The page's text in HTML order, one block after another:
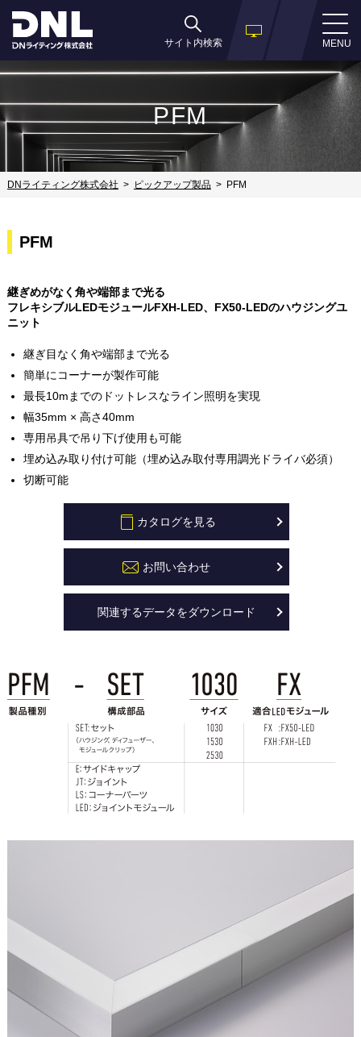
MENU
サイト内検索
PFM
DNライティング株式会社 ピックアップ製品 PFM
PFM
継ぎめがなく角や端部まで光る
フレキシブルLEDモジュールFXH-LED、FX50-LEDのハウジングユ
ニット
継ぎ目なく角や端部まで光る
簡単にコーナーが製作可能
最長10mまでのドットレスなライン照明を実現
幅35mm × 高さ40mm
専用吊具で吊り下げ使用も可能
埋め込み取り付け可能（埋め込み取付専用調光ドライバ必須）
切断可能
カタログを見る
お問い合わせ
関連するデータをダウンロード